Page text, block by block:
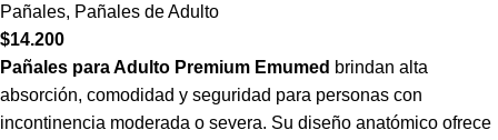
Pañales, Pañales de Adulto
$14.200
Pañales para Adulto Premium Emumed brindan alta
absorción, comodidad y seguridad para personas con
incontinencia moderada o severa. Su diseño anatómico ofrece